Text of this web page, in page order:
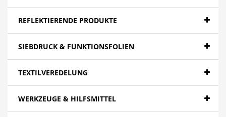
REFLEKTIERENDE PRODUKTE
SIEBDRUCK & FUNKTIONSFOLIEN
TEXTILVEREDELUNG
WERKZEUGE & HILFSMITTEL